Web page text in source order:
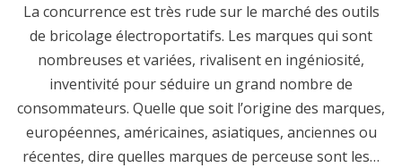
La concurrence est très rude sur le marché des outils
de bricolage électroportatifs. Les marques qui sont
nombreuses et variées, rivalisent en ingéniosité,
inventivité pour séduire un grand nombre de
consommateurs. Quelle que soit l’origine des marques,
européennes, américaines, asiatiques, anciennes ou
récentes, dire quelles marques de perceuse sont les…